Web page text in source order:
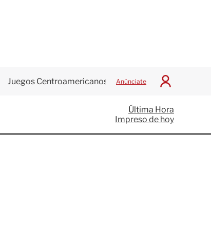
Juegos Centroamericanos Anúnciate
I
c
i
a
Última Hora
Impreso de hoy